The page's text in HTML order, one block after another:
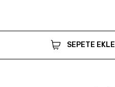
SEPETE EKLE